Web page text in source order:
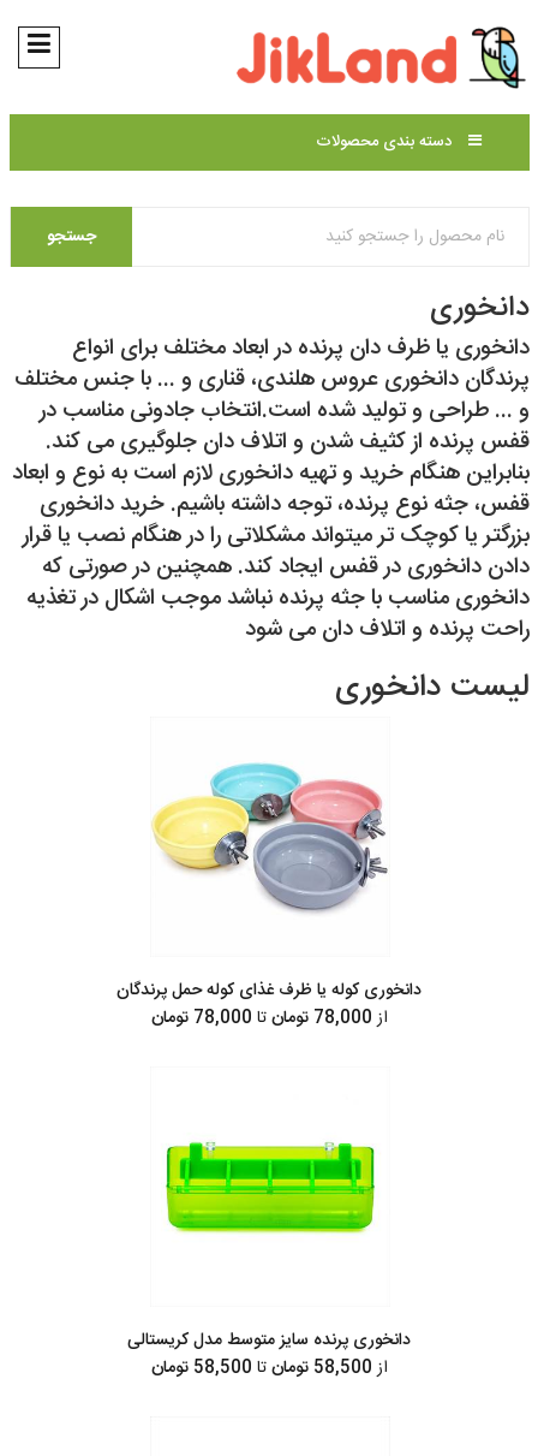
دسته بندی محصولات
جستجو
دانخوری
دانخوری یا ظرف دان پرنده در ابعاد مختلف برای انواع
پرندگان دانخوری عروس هلندی، قناری و ... با جنس مختلف
و ... طراحی و تولید شده است.انتخاب جادونی مناسب در
قفس پرنده از کثیف شدن و اتلاف دان جلوگیری می کند.
بنابراین هنگام خرید و تهیه دانخوری لازم است به نوع و ابعاد
قفس، جثه نوع پرنده، توجه داشته باشیم. خرید دانخوری
بزرگتر یا کوچک تر میتواند مشکلاتی را در هنگام نصب یا قرار
دادن دانخوری در قفس ایجاد کند. همچنین در صورتی که
دانخوری مناسب با جثه پرنده نباشد موجب اشکال در تغذیه
راحت پرنده و اتلاف دان می شود
لیست دانخوری
دانخوری کوله یا ظرف غذای کوله حمل پرندگان
از78,000 تومان تا
دانخوری پرنده سایز متوسط مدل کریستالی
از58,500 تومان تا